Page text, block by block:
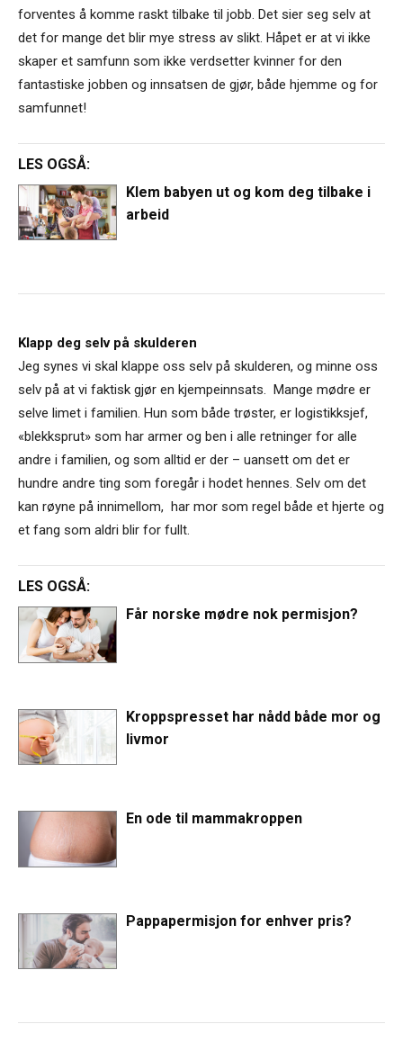
forventes å komme raskt tilbake til jobb. Det sier seg selv at
det for mange det blir mye stress av slikt. Håpet er at vi ikke
skaper et samfunn som ikke verdsetter kvinner for den
fantastiske jobben og innsatsen de gjør, både hjemme og for
samfunnet!
LES OGSÅ:
Klem babyen ut og kom deg tilbake i
arbeid
Klapp deg selv på skulderen
Jeg synes vi skal klappe oss selv på skulderen, og minne oss
selv på at vi faktisk gjør en kjempeinnsats. Mange mødre er
selve limet i familien. Hun som både trøster, er logistikksjef,
«blekksprut» som har armer og ben i alle retninger for alle
andre i familien, og som alltid er der – uansett om det er
hundre andre ting som foregår i hodet hennes. Selv om det
kan røyne på innimellom, har mor som regel både et hjerte og
et fang som aldri blir for fullt.
LES OGSÅ:
Får norske mødre nok permisjon?
Kroppspresset har nådd både mor og
livmor
En ode til mammakroppen
Pappapermisjon for enhver pris?